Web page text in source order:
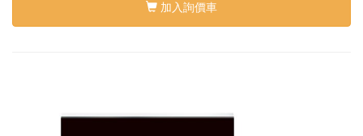
加入詢價車